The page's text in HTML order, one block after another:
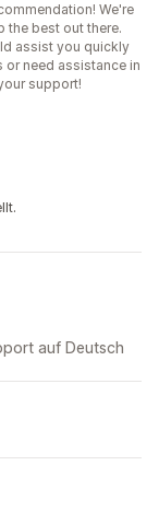
We're
the best out there.
assist you quickly
or need assistance in
support!
auf Deutsch